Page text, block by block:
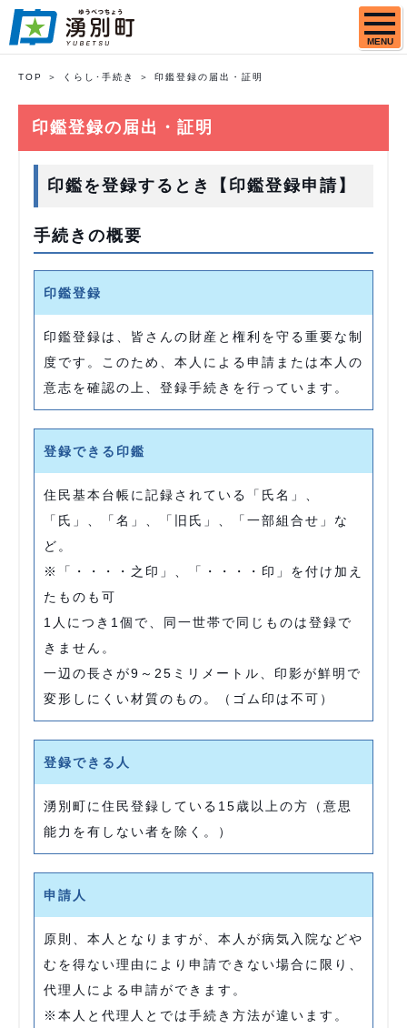
MENU
TOP くらし･手続き 印鑑登録の届出・証明
印鑑登録の届出・証明
印鑑を登録するとき【印鑑登録申請】
手続きの概要
印鑑登録
印鑑登録は、皆さんの財産と権利を守る重要な制
度です。このため、本人による申請または本人の
意志を確認の上、登録手続きを行っています。
登録できる印鑑
住民基本台帳に記録されている「氏名」、
「氏」、「名」、「旧氏」、「一部組合せ」な
ど。
※「・・・・之印」、「・・・・印」を付け加え
たものも可
1人につき1個で、同一世帯で同じものは登録で
きません。
一辺の長さが9～25ミリメートル、印影が鮮明で
変形しにくい材質のもの。（ゴム印は不可）
登録できる人
湧別町に住民登録している15歳以上の方（意思
能力を有しない者を除く。）
申請人
原則、本人となりますが、本人が病気入院などや
むを得ない理由により申請できない場合に限り、
代理人による申請ができます。
※本人と代理人とでは手続き方法が違います。